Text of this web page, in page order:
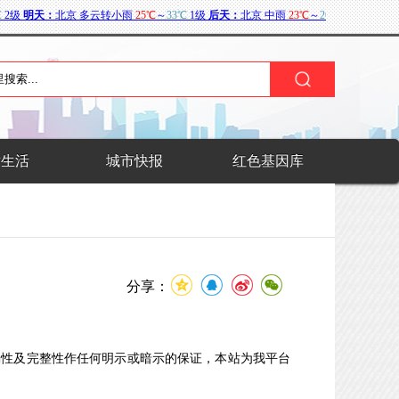
活 城市快报 红色基因库
分享：
及完整性作任何明示或暗示的保证，本站为我平台